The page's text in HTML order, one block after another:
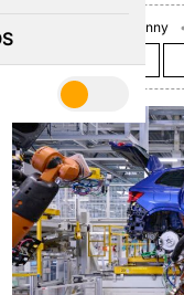
Benny